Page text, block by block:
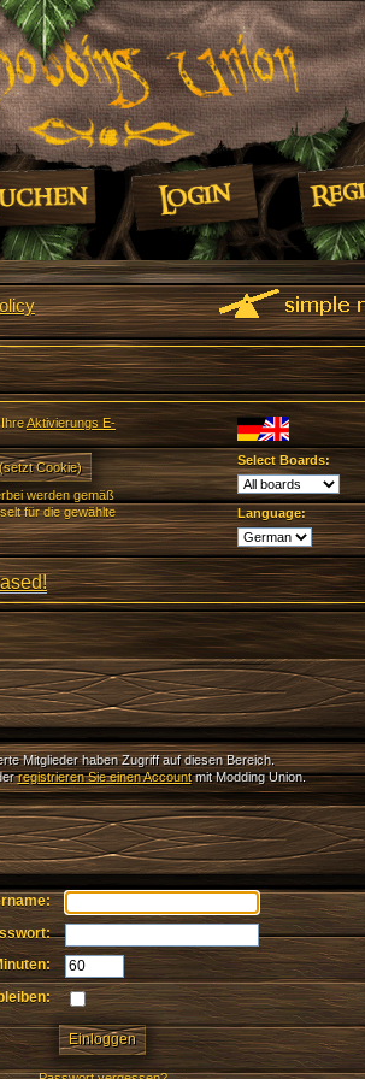
IhreAktivierungs E-
werden gemäß
für die gewählte
Select Boards:
Language:
Mitglieder haben Zugriff auf diesen Bereich.
registrieren Sie einen Accountmit Modding Union.